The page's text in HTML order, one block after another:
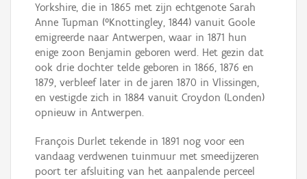
Yorkshire, die in 1865 met zijn echtgenote Sarah
Anne Tupman (°Knottingley, 1844) vanuit Goole
emigreerde naar Antwerpen, waar in 1871 hun
enige zoon Benjamin geboren werd. Het gezin dat
ook drie dochter telde geboren in 1866, 1876 en
1879, verbleef later in de jaren 1870 in Vlissingen,
en vestigde zich in 1884 vanuit Croydon (Londen)
opnieuw in Antwerpen.
François Durlet tekende in 1891 nog voor een
vandaag verdwenen tuinmuur met smeedijzeren
poort ter afsluiting van het aanpalende perceel